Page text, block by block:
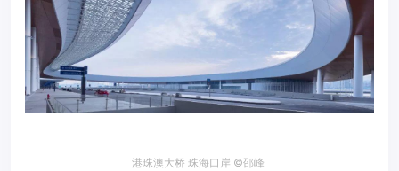
港珠澳大桥 珠海口岸 ©邵峰